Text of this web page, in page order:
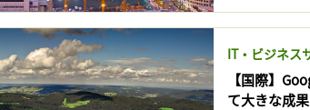
IT・ビジネス
【国際】
て大きな成果